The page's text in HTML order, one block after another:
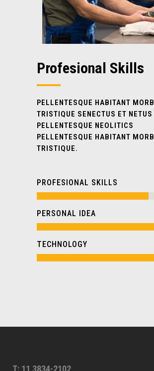
Profesional Skills
PELLENTESQUE HABITANT MORBI
TRISTIQUE SENECTUS ET NETUS
PELLENTESQUE NEOLITICS
PELLENTESQUE HABITANT MORBI
TRISTIQUE.
PROFESIONAL SKILLS
PERSONAL IDEA
TECHNOLOGY
T: 11 3834-2102